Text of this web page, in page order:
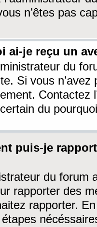
n’êtes pas
ai-je reçu un
du
Si vous
Contactez
certain du
puis-je
du forum
rapporter des
rapporter.